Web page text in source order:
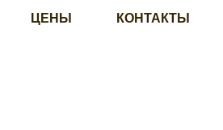
ЦЕНЫ КОНТАКТЫ